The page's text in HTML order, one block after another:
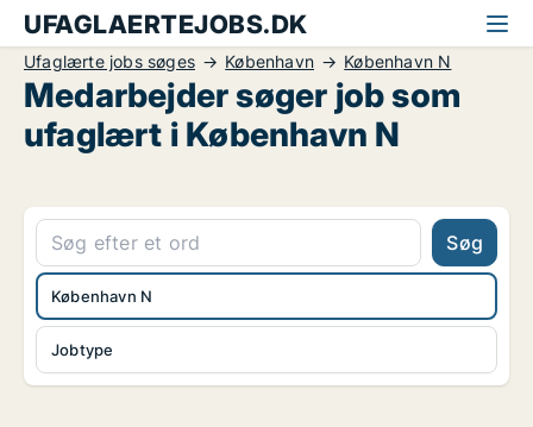
UFAGLAERTEJOBS.DK
Ufaglærte jobs søges København København N
Medarbejder søger job som
ufaglært i København N
Søg
Jobtype
København N